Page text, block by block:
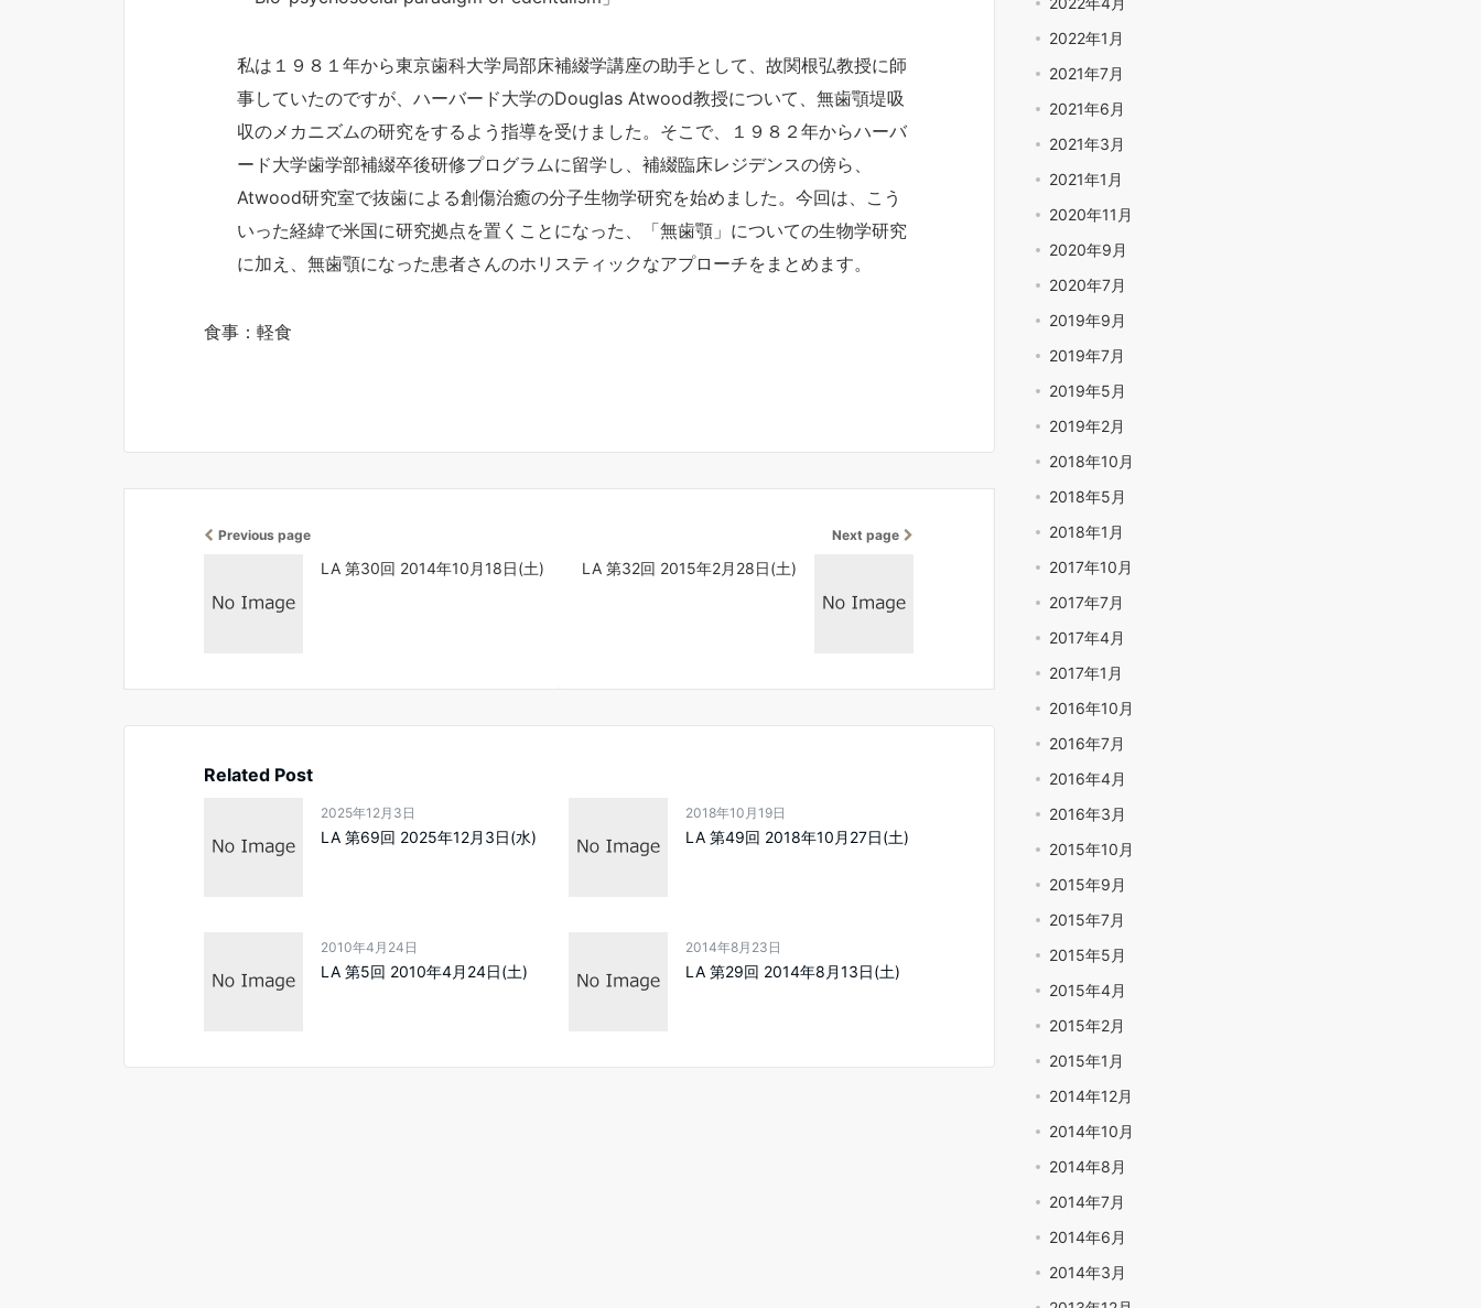
私は１９８１年から東京歯科大学局部床補綴学講座の助手として、故関根弘教授に師
事していたのですが、ハーバード大学のDouglas Atwood教授について、無歯顎堤吸
収のメカニズムの研究をするよう指導を受けました。そこで、１９８２年からハーバ
ード大学歯学部補綴卒後研修プログラムに留学し、補綴臨床レジデンスの傍ら、
Atwood研究室で抜歯による創傷治癒の分子生物学研究を始めました。今回は、こう
いった経緯で米国に研究拠点を置くことになった、「無歯顎」についての生物学研究
に加え、無歯顎になった患者さんのホリスティックなアプローチをまとめます。
食事：軽食
Previous page
LA 第30回 2014年10月18日(土)
Next page
LA 第32回 2015年2月28日(土)
Related Post
2025年12月3日
LA 第69回 2025年12月3日(水)
2018年10月19日
LA 第49回 2018年10月27日(土)
2010年4月24日
LA 第5回 2010年4月24日(土)
2014年8月23日
LA 第29回 2014年8月13日(土)
2022年1月
2021年7月
2021年6月
2021年3月
2021年1月
2020年11月
2020年9月
2020年7月
2019年9月
2019年7月
2019年5月
2019年2月
2018年10月
2018年5月
2018年1月
2017年10月
2017年7月
2017年4月
2017年1月
2016年10月
2016年7月
2016年4月
2016年3月
2015年10月
2015年9月
2015年7月
2015年5月
2015年4月
2015年2月
2015年1月
2014年12月
2014年10月
2014年8月
2014年7月
2014年6月
2014年3月